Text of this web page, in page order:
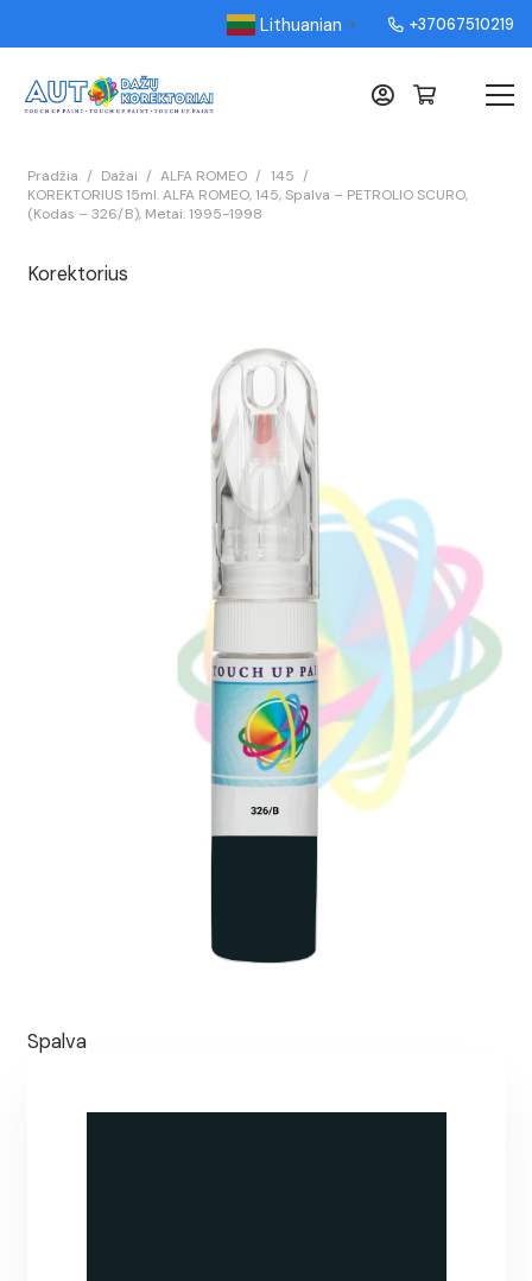
Lithuanian ▼ +37067510219
Pradžia / Dažai / ALFA ROMEO / 145 /
KOREKTORIUS 15ml. ALFA ROMEO, 145, Spalva – PETROLIO SCURO,
(Kodas – 326/B), Metai: 1995-1998
Korektorius
Spalva